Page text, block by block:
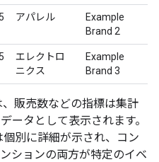
アパレル
Example
Brand 2
エレクトロ
ニクス
Example
Brand 3
販売数などの指標は集計
ータとして表示されます。
別に詳細が示され、コン
ションの両方が特定のイベ